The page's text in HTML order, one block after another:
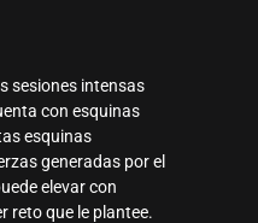
sesiones intensas
con esquinas
esquinas
generadas por el
elevar con
reto que le plantee.